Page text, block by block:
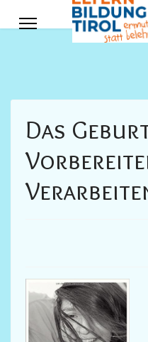
Das